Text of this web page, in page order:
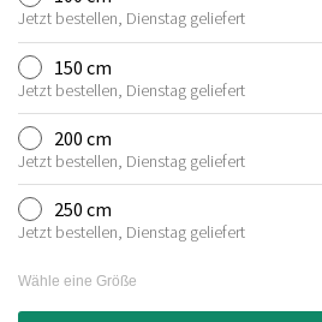
Jetzt bestellen, Dienstag geliefert
150 cm
Jetzt bestellen, Dienstag geliefert
200 cm
Jetzt bestellen, Dienstag geliefert
250 cm
Jetzt bestellen, Dienstag geliefert
Wähle eine Größe